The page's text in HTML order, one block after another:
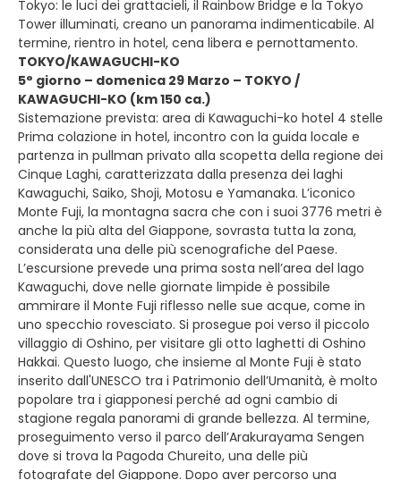
Tokyo: le luci dei grattacieli, il Rainbow Bridge e la Tokyo
Tower illuminati, creano un panorama indimenticabile. Al
termine, rientro in hotel, cena libera e pernottamento.
TOKYO/KAWAGUCHI-KO
5° giorno – domenica 29 Marzo – TOKYO /
KAWAGUCHI-KO (km 150 ca.)
Sistemazione prevista: area di Kawaguchi-ko hotel 4 stelle
Prima colazione in hotel, incontro con la guida locale e
partenza in pullman privato alla scopetta della regione dei
Cinque Laghi, caratterizzata dalla presenza dei laghi
Kawaguchi, Saiko, Shoji, Motosu e Yamanaka. L’iconico
Monte Fuji, la montagna sacra che con i suoi 3776 metri è
anche la più alta del Giappone, sovrasta tutta la zona,
considerata una delle più scenografiche del Paese.
L’escursione prevede una prima sosta nell’area del lago
Kawaguchi, dove nelle giornate limpide è possibile
ammirare il Monte Fuji riflesso nelle sue acque, come in
uno specchio rovesciato. Si prosegue poi verso il piccolo
villaggio di Oshino, per visitare gli otto laghetti di Oshino
Hakkai. Questo luogo, che insieme al Monte Fuji è stato
inserito dall'UNESCO tra i Patrimonio dell’Umanità, è molto
popolare tra i giapponesi perché ad ogni cambio di
stagione regala panorami di grande bellezza. Al termine,
proseguimento verso il parco dell’Arakurayama Sengen
dove si trova la Pagoda Chureito, una delle più
fotografate del Giappone. Dopo aver percorso una